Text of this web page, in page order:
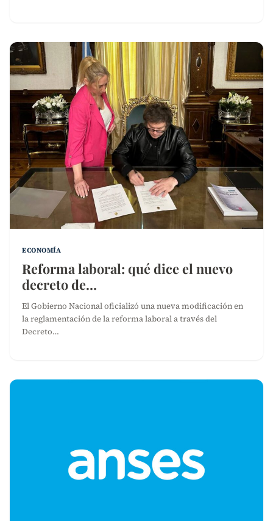
ECONOMÍA
Reforma laboral: qué dice el nuevo
decreto de…
El Gobierno Nacional oficializó una nueva modificación en
la reglamentación de la reforma laboral a través del
Decreto…